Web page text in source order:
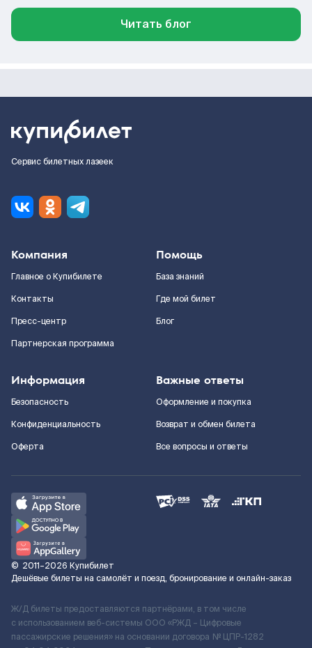
Читать блог
Сервис билетных лазеек
Компания
Главное о Купибилете
Контакты
Пресс-центр
Партнерская программа
Помощь
База знаний
Где мой билет
Блог
Информация
Безопасность
Конфиденциальность
Оферта
Важные ответы
Оформление и покупка
Возврат и обмен билета
Все вопросы и ответы
© 2011–2026 Купибилет
Дешёвые билеты на самолёт и поезд, бронирование и онлайн-заказ
Ж/Д билеты предоставляются партнёрами, в том числе
с использованием веб-системы ООО «РЖД – Цифровые
пассажирские решения» на основании договора № ЦПР-1282